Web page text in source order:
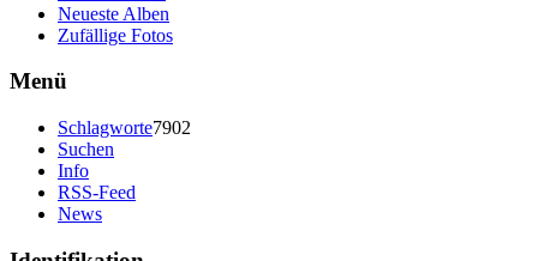
Neueste Alben
Zufällige Fotos
Menü
Schlagworte7902
Suchen
Info
RSS-Feed
News